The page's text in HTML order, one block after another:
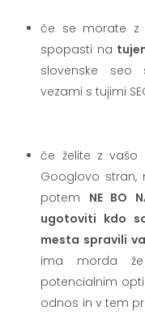
če se morate z
spopasti na
slovenske seo
vezami s tujimi
če želite z vašo
Googlovo stran,
potem NE BO
ugotoviti kdo
mesta spravili
ima morda
potencialnim
odnos in v tem